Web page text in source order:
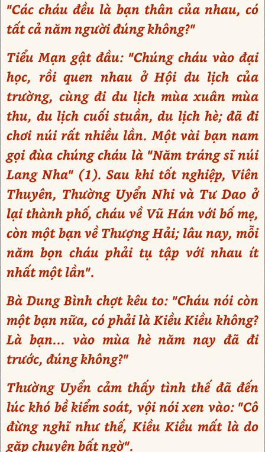
"Các cháu đều là bạn thân của nhau, có
tất cả năm người đúng không?"
Tiểu Mạn gật đầu: "Chúng cháu vào đại
học, rồi quen nhau ở Hội du lịch của
trường, cùng đi du lịch mùa xuân mùa
thu, du lịch cuối stuần, du lịch hè; đã đi
chơi núi rất nhiều lần. Một vài bạn nam
gọi đùa chúng cháu là "Năm tráng sĩ núi
Lang Nha" (1). Sau khi tốt nghiệp, Viên
Thuyên, Thường Uyển Nhi và Tư Dao ở
lại thành phố, cháu về Vũ Hán với bố mẹ,
còn một bạn về Thượng Hải; lâu nay, mỗi
năm bọn cháu phải tụ tập với nhau ít
nhất một lần".
Bà Dung Bình chợt kêu to: "Cháu nói còn
một bạn nữa, có phải là Kiều Kiều không?
Là bạn... vào mùa hè năm nay đã đi
trước, đúng không?"
Thường Uyển cảm thấy tình thế đã đến
lúc khó bề kiểm soát, vội nói xen vào: "Cô
đừng nghĩ như thế, Kiều Kiều mất là do
gặp chuyện bất ngờ".